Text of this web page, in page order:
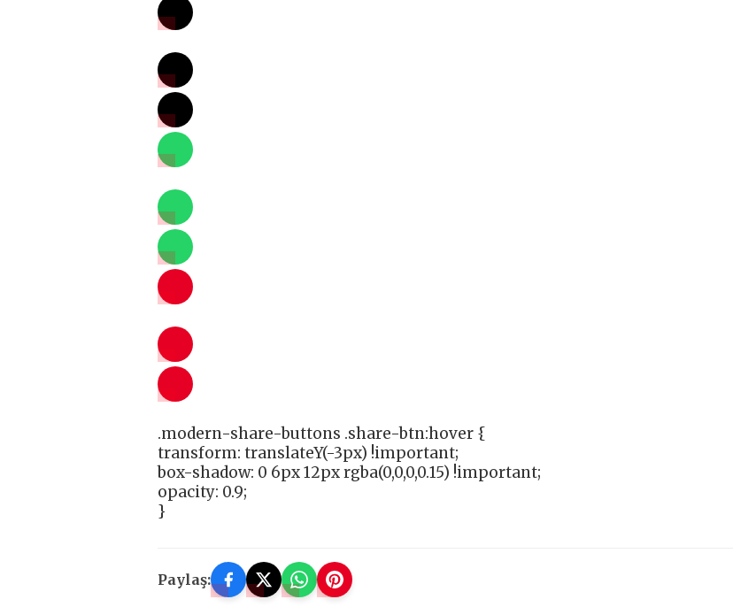
.modern-share-buttons .share-btn:hover {
transform: translateY(-3px) !important;
box-shadow: 0 6px 12px rgba(0,0,0,0.15) !important;
opacity: 0.9;
}
Paylaş: